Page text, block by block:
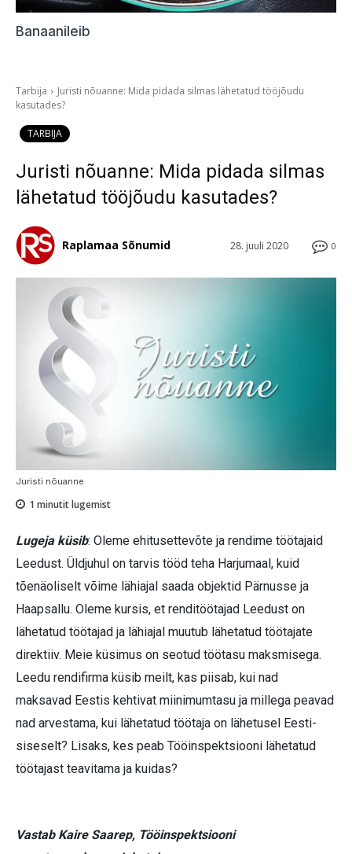
Banaanileib